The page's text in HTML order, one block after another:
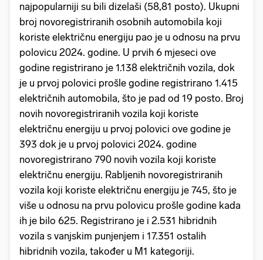
najpopularniji su bili dizelaši (58,81 posto). Ukupni
broj novoregistriranih osobnih automobila koji
koriste električnu energiju pao je u odnosu na prvu
polovicu 2024. godine. U prvih 6 mjeseci ove
godine registrirano je 1.138 električnih vozila, dok
je u prvoj polovici prošle godine registrirano 1.415
električnih automobila, što je pad od 19 posto. Broj
novih novoregistriranih vozila koji koriste
električnu energiju u prvoj polovici ove godine je
393 dok je u prvoj polovici 2024. godine
novoregistrirano 790 novih vozila koji koriste
električnu energiju. Rabljenih novoregistriranih
vozila koji koriste električnu energiju je 745, što je
više u odnosu na prvu polovicu prošle godine kada
ih je bilo 625. Registrirano je i 2.531 hibridnih
vozila s vanjskim punjenjem i 17.351 ostalih
hibridnih vozila, također u M1 kategoriji.